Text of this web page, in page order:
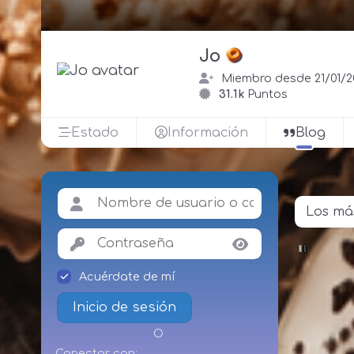
Jo
Miembro desde 21/01/
31.1k Puntos
Estado Información Blog
Acuérdate de mí
Inicio de sesión
O